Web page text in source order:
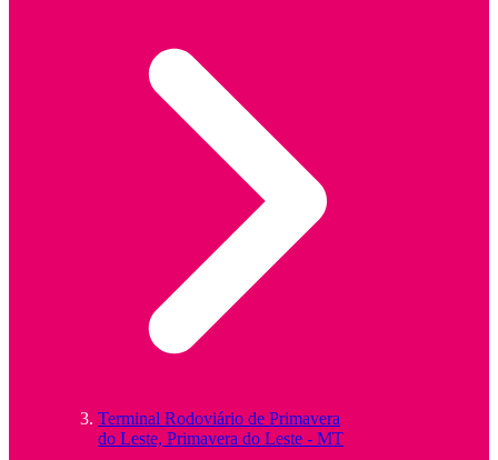
Terminal Rodoviário de Primavera
do Leste, Primavera do Leste - MT